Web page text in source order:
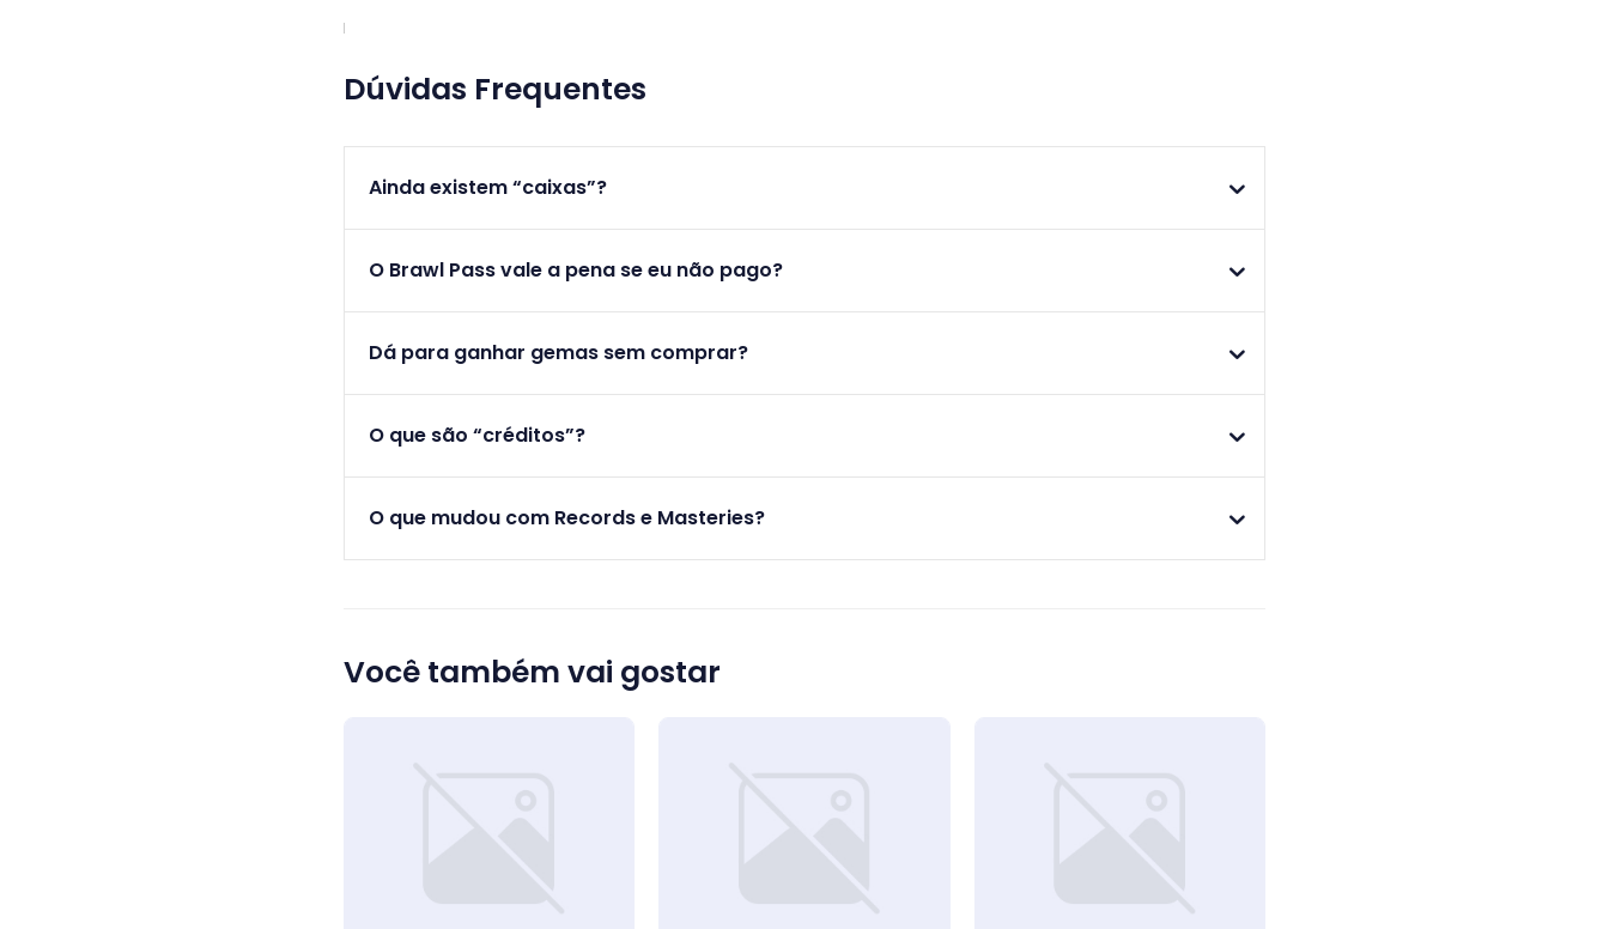
Dúvidas Frequentes
Ainda existem “caixas”?
O Brawl Pass vale a pena se eu não pago?
Dá para ganhar gemas sem comprar?
O que são “créditos”?
O que mudou com Records e Masteries?
Você também vai gostar